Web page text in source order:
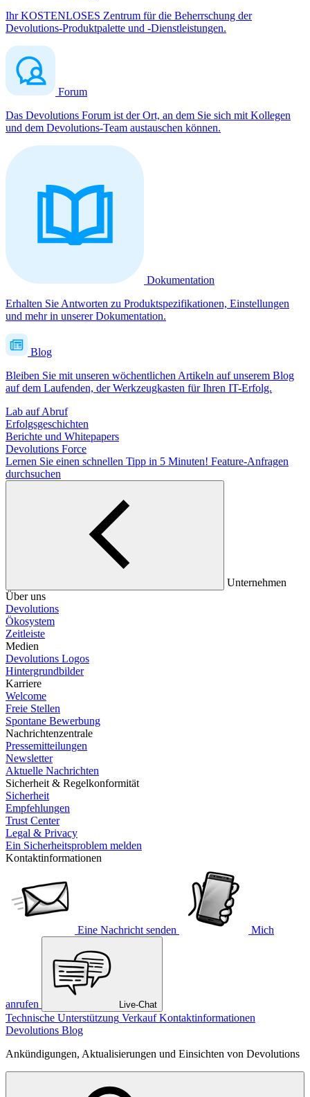
Ihr KOSTENLOSES Zentrum für die Beherrschung der
Devolutions-Produktpalette und -Dienstleistungen.
Forum
Das Devolutions Forum ist der Ort, an dem Sie sich mit Kollegen
und dem Devolutions-Team austauschen können.
Dokumentation
Erhalten Sie Antworten zu Produktspezifikationen, Einstellungen
und mehr in unserer Dokumentation.
Blog
Bleiben Sie mit unseren wöchentlichen Artikeln auf unserem Blog
auf dem Laufenden, der Werkzeugkasten für Ihren IT-Erfolg.
Lab auf Abruf
Erfolgsgeschichten
Berichte und Whitepapers
Devolutions Force
Lernen Sie einen schnellen Tipp in 5 Minuten! Feature-Anfragen
durchsuchen
Unternehmen
Über uns
Devolutions
Ökosystem
Zeitleiste
Medien
Devolutions Logos
Hintergrundbilder
Karriere
Welcome
Freie Stellen
Spontane Bewerbung
Nachrichtenzentrale
Pressemitteilungen
Newsletter
Aktuelle Nachrichten
Sicherheit & Regelkonformität
Sicherheit
Empfehlungen
Trust Center
Legal & Privacy
Ein Sicherheitsproblem melden
Kontaktinformationen
Eine Nachricht senden Mich
anrufen Live-Chat
Technische Unterstützung Verkauf Kontaktinformationen
Devolutions Blog
Ankündigungen, Aktualisierungen und Einsichten von Devolutions